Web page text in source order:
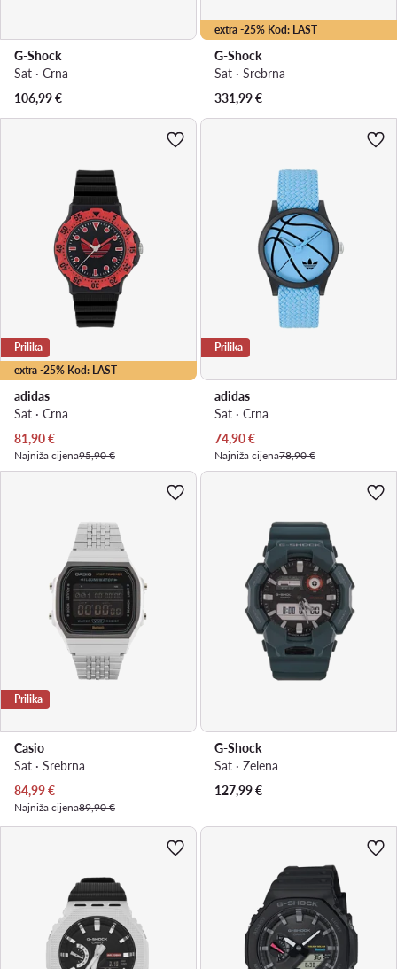
G-Shock
Sat · Crna
106,99€
extra -25% Kod: LAST
G-Shock
Sat · Srebrna
331,99€
extra -25% Kod: LAST
Prilika
adidas
Sat · Crna
Trenutna cijena
81,90€
Najniža cijena95,90 €
Prilika
adidas
Sat · Crna
Trenutna cijena
74,90€
Najniža cijena78,90 €
Prilika
Casio
Sat · Srebrna
Trenutna cijena
84,99€
Najniža cijena89,90 €
G-Shock
Sat · Zelena
127,99€